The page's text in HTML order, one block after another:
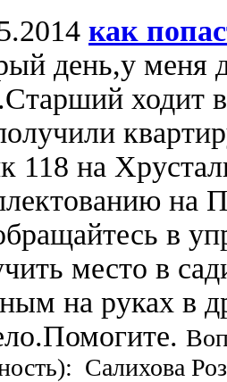
как
день,у меня
ходит
118 на
на
в
место в
на руках в
Салихова